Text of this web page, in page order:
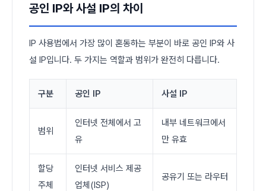
공인 IP와 사설 IP의 차이
IP 사용법에서 가장 많이 혼동하는 부분이 바로 공인 IP와 사
설 IP입니다. 두 가지는 역할과 범위가 완전히 다릅니다.
구분 공인 IP 사설 IP
범위
인터넷 전체에서 고
유
내부 네트워크에서
만 유효
할당
주체
인터넷 서비스 제공
업체(ISP)
공유기 또는 라우터